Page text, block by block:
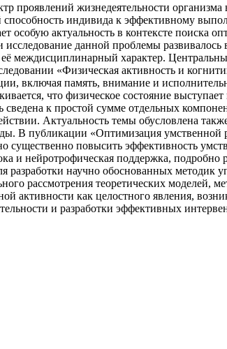
жизнедеятельности организма
индивида к эффективному
актуальность в контексте поиска
данной проблемы развивалось
междисциплинарный характер.
«Физическая активность и
включая память, внимание и
что физическое состояние
к простой сумме отдельных
Актуальность темы обусловлена
В публикации «Оптимизация умственной
существенно повысить эффективность
и нейротрофическая поддержка, подробно
разработки научно обоснованных методик
рассмотрения теоретических моделей,
активности как целостного явления,
и разработки эффективных